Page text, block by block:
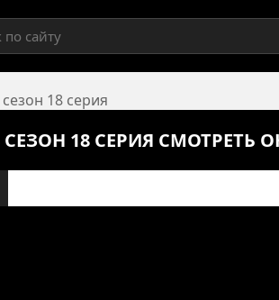
сезон 18 серия
18 СЕРИЯ СМОТРЕТЬ